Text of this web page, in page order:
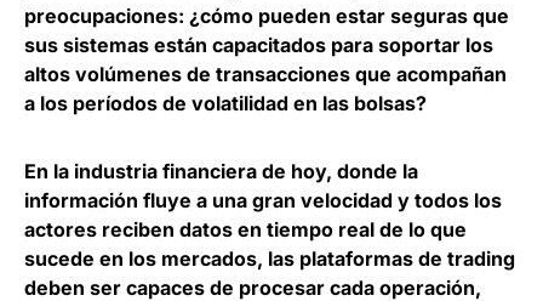
preocupaciones: ¿cómo pueden estar seguras que
sus sistemas están capacitados para soportar los
altos volúmenes de transacciones que acompañan
a los períodos de volatilidad en las bolsas?
En la industria financiera de hoy, donde la
información fluye a una gran velocidad y todos los
actores reciben datos en tiempo real de lo que
sucede en los mercados, las plataformas de trading
deben ser capaces de procesar cada operación,